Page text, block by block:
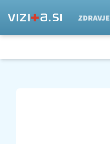
ZDRAVJE